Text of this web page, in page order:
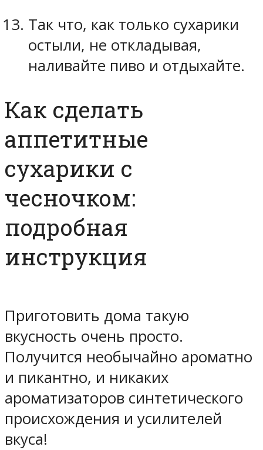
Так что, как только сухарики
остыли, не откладывая,
наливайте пиво и отдыхайте.
Как сделать
аппетитные
сухарики с
чесночком:
подробная
инструкция
Приготовить дома такую
вкусность очень просто.
Получится необычайно ароматно
и пикантно, и никаких
ароматизаторов синтетического
происхождения и усилителей
вкуса!